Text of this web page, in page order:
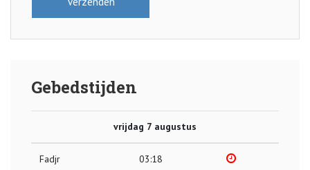
Gebedstijden
vrijdag 7 augustus
Fadjr 03:18